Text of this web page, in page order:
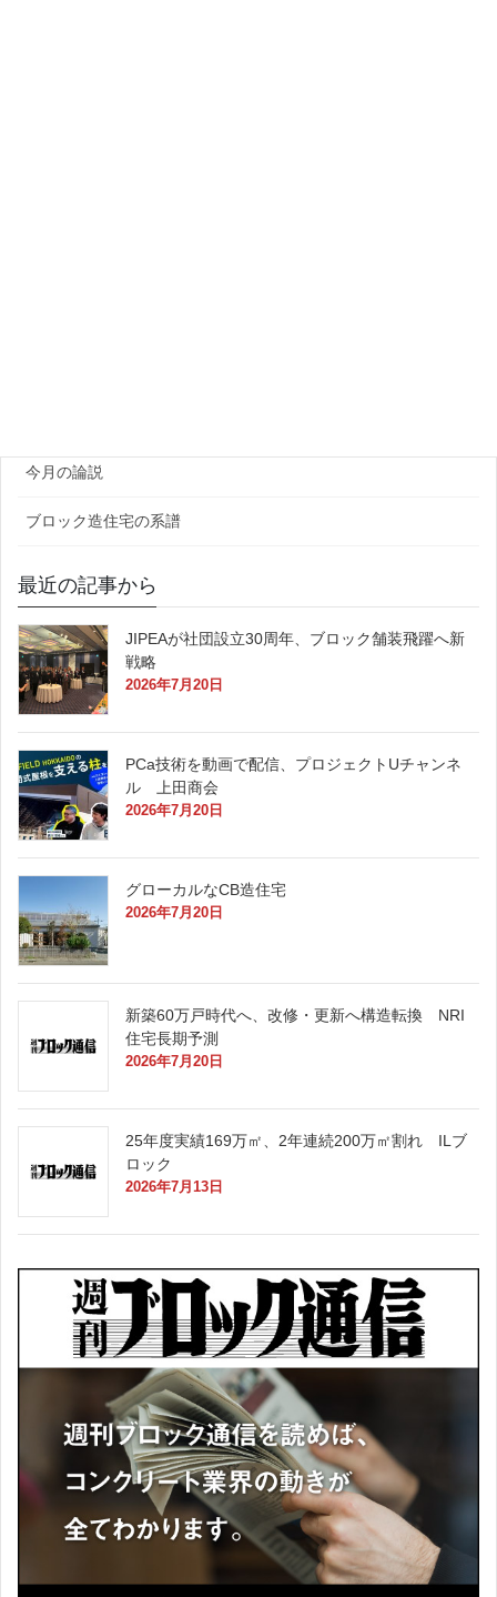
今月の論説
ブロック造住宅の系譜
最近の記事から
JIPEAが社団設立30周年、ブロック舗装飛躍へ新
戦略
2026年7月20日
PCa技術を動画で配信、プロジェクトUチャンネ
ル 上田商会
2026年7月20日
グローカルなCB造住宅
2026年7月20日
新築60万戸時代へ、改修・更新へ構造転換 NRI
住宅長期予測
2026年7月20日
25年度実績169万㎡、2年連続200万㎡割れ ILブ
ロック
2026年7月13日